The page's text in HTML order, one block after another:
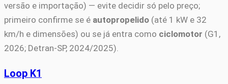
versão e importação) — evite decidir só pelo preço;
primeiro confirme se é autopropelido (até 1 kW e 32
km/h e dimensões) ou se já entra como ciclomotor (G1,
2026; Detran-SP, 2024/2025).
Loop K1